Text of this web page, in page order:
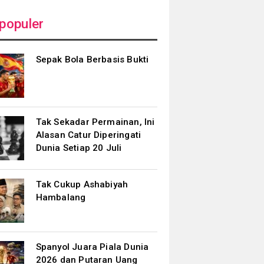
Sepak Bola Berbasis Bukti
Tak Sekadar Permainan, Ini
Alasan Catur Diperingati
Dunia Setiap 20 Juli
Tak Cukup Ashabiyah
Hambalang
Spanyol Juara Piala Dunia
2026 dan Putaran Uang